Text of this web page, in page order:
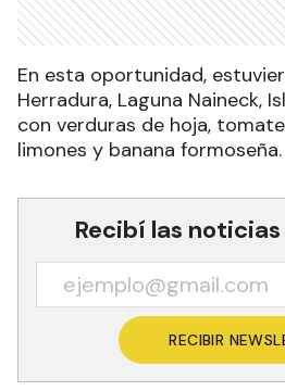
En esta oportunidad,
Herradura, Laguna Naineck,
con verduras de hoja,
limones y banana formoseña.
Recibí las
RECIBIR